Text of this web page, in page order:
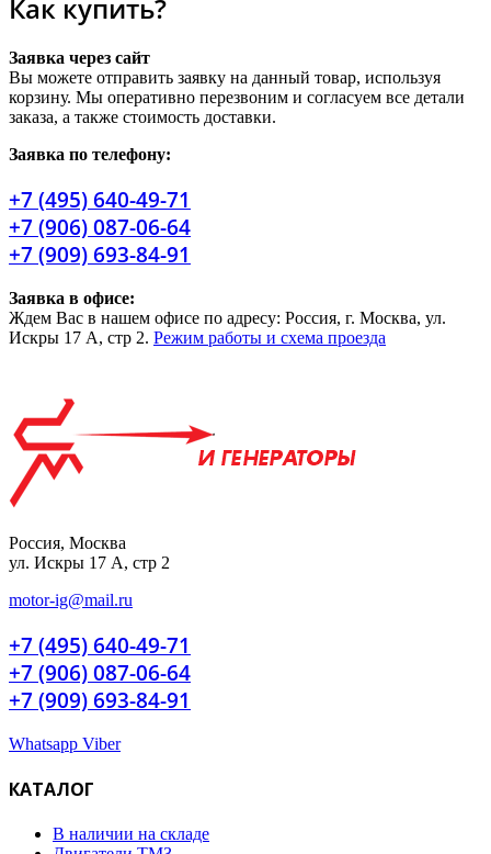
Как купить?
Заявка через сайт
Вы можете отправить заявку на данный товар, используя
корзину. Мы оперативно перезвоним и согласуем все детали
заказа, а также стоимость доставки.
Заявка по телефону:
+7 (495) 640-49-71
+7 (906) 087-06-64
+7 (909) 693-84-91
Заявка в офисе:
Ждем Вас в нашем офисе по адресу: Россия, г. Москва, ул.
Искры 17 А, стр 2. Режим работы и схема проезда
Россия, Москва
ул. Искры 17 А, стр 2
motor-ig@mail.ru
+7 (495) 640-49-71
+7 (906) 087-06-64
+7 (909) 693-84-91
Whatsapp Viber
КАТАЛОГ
В наличии на складе